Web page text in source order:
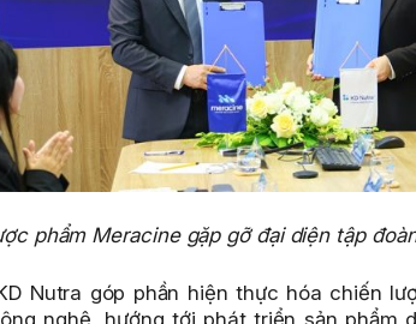
phẩm Meracine gặp gỡ đại diệntập
Nutra góp phần hiện thực hóa chiến
nghệ, hướng tới phát triển sản phẩm